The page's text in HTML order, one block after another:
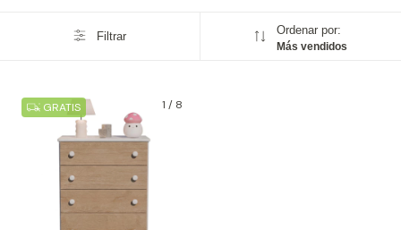
Filtrar Ordenar por:
Más vendidos
1 / 8
GRATIS